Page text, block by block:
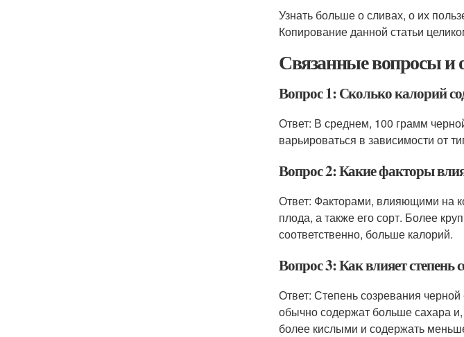
Узнать больше о сливах, о их
Копирование данной статьи
Связанные вопросы и
Вопрос 1: Сколько калорий
Ответ: В среднем, 100 грамм
варьироваться в зависимости от
Вопрос 2: Какие факторы
Ответ: Факторами, влияющими на
плода, а также его сорт. Более
соответственно, больше калорий.
Вопрос 3: Как влияет степень
Ответ: Степень созревания
обычно содержат больше сахара
более кислыми и содержать